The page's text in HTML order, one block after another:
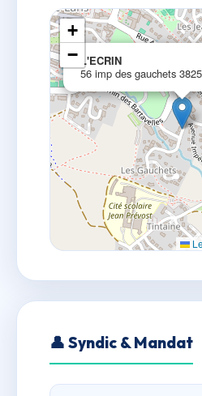
L'ECRIN
56 imp des gauchets
+
−
👤 Syndic & Mandat